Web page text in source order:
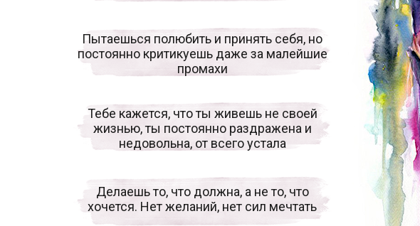
Пытаешься полюбить и принять себя, но
постоянно критикуешь даже за малейшие
промахи
Тебе кажется, что ты живешь не своей
жизнью, ты постоянно раздражена и
недовольна, от всего устала
Делаешь то, что должна, а не то, что
хочется. Нет желаний, нет сил мечтать